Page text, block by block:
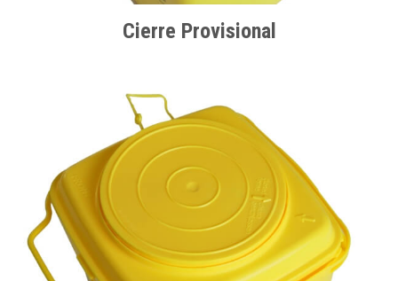
Cierre Provisional